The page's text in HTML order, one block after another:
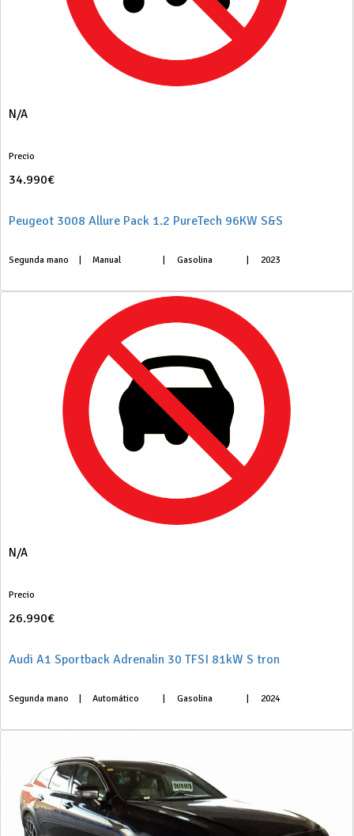
N/A
Precio
34.990€
Peugeot 3008 Allure Pack 1.2 PureTech 96KW S&S
Segunda mano Manual Gasolina 2023
N/A
Precio
26.990€
Audi A1 Sportback Adrenalin 30 TFSI 81kW S tron
Segunda mano Automático Gasolina 2024